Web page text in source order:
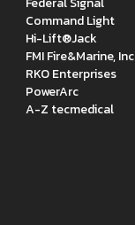
Command Light
Hi-Lift®Jack
FMI Fire&Marine, Inc
RKO Enterprises
PowerArc
A-Z tecmedical